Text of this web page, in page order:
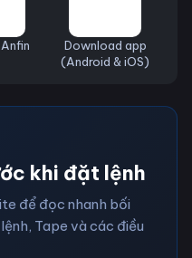
Download app
(Android & iOS)
khi đặt lệnh
để đọc nhanh bối
Tape và các điều